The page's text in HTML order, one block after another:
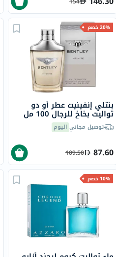
20% خصم
بنتلي إنفينيت عطر أو دو
تواليت بخاخ للرجال 100 مل
توصيل مجاني اليوم
87.60
109.50
10% خصم